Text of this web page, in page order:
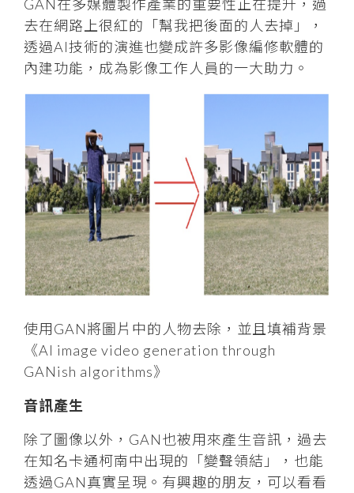
GAN在多媒體製作產業的重要性正在提升，過
去在網路上很紅的「幫我把後面的人去掉」，
透過AI技術的演進也變成許多影像編修軟體的
內建功能，成為影像工作人員的一大助力。
使用GAN將圖片中的人物去除，並且填補背景
《AI image video generation through
GANish algorithms》
音訊產生
除了圖像以外，GAN也被用來產生音訊，過去
在知名卡通柯南中出現的「變聲領結」，也能
透過GAN真實呈現。有興趣的朋友，可以看看